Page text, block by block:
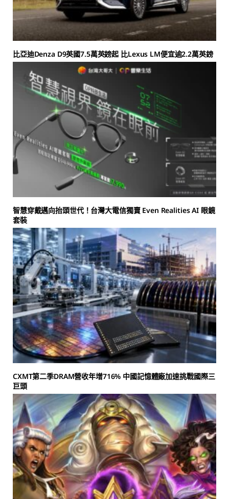
比亞迪Denza D9英國7.5萬英鎊起 比Lexus LM便宜逾2.2萬英鎊
智慧穿戴邁向抬頭世代！台灣大電信獨賣 Even Realities AI 眼鏡
套裝
CXMT第二季DRAM營收年增716% 中國記憶體廠加速挑戰國際三
巨頭